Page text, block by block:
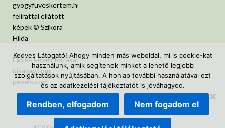
gyogyfuveskertem.hu
felirattal ellátott
képek © Szikora
Hilda
Egyéb képek forrása:
pixabay.com,
pexels.com
Kedves Látogató! Ahogy minden más weboldal, mi is cookie-kat
használunk, amik segítenek minket a lehető legjobb
szolgáltatások nyújtásában. A honlap további használatával ezt
és az adatkezelési tájékoztatót is jóváhagyod.
Rendben, elfogadom Nem fogadom el